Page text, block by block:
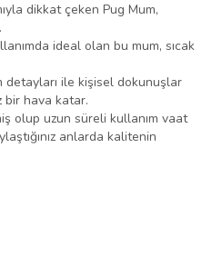
dikkat çeken Pug Mum,
ideal olan bu mum, sıcak
detayları ile kişisel dokunuşlar
bir hava katar.
olup uzun süreli kullanım vaat
anlarda kalitenin